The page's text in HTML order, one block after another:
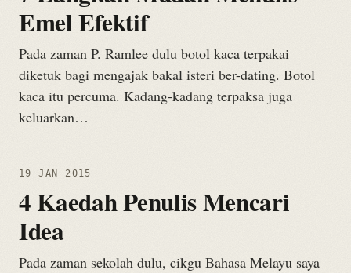
Emel Efektif
Pada zaman P. Ramlee dulu botol kaca terpakai
diketuk bagi mengajak bakal isteri ber-dating. Botol
kaca itu percuma. Kadang-kadang terpaksa juga
keluarkan…
19 JAN 2015
4 Kaedah Penulis Mencari
Idea
Pada zaman sekolah dulu, cikgu Bahasa Melayu saya